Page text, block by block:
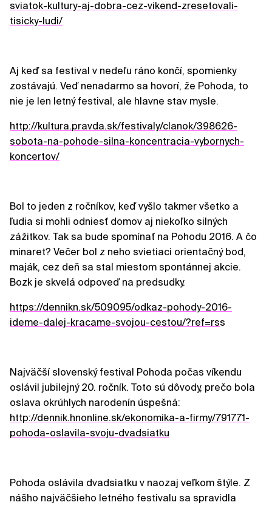
sviatok-kultury-aj-dobra-cez-vikend-zresetovali-
tisicky-ludi/
Aj keď sa festival v nedeľu ráno končí, spomienky
zostávajú. Veď nenadarmo sa hovorí, že Pohoda, to
nie je len letný festival, ale hlavne stav mysle.
http://kultura.pravda.sk/festivaly/clanok/398626-
sobota-na-pohode-silna-koncentracia-vybornych-
koncertov/
Bol to jeden z ročníkov, keď vyšlo takmer všetko a
ľudia si mohli odniesť domov aj niekoľko silných
zážitkov. Tak sa bude spomínať na Pohodu 2016. A čo
minaret? Večer bol z neho svietiaci orientačný bod,
maják, cez deň sa stal miestom spontánnej akcie.
Bozk je skvelá odpoveď na predsudky.
https://dennikn.sk/509095/odkaz-pohody-2016-
ideme-dalej-kracame-svojou-cestou/?ref=rss
Najväčší slovenský festival Pohoda počas víkendu
oslávil jubilejný 20. ročník. Toto sú dôvody, prečo bola
oslava okrúhlych narodenín úspešná:
http://dennik.hnonline.sk/ekonomika-a-firmy/791771-
pohoda-oslavila-svoju-dvadsiatku
Pohoda oslávila dvadsiatku v naozaj veľkom štýle. Z
nášho najväčšieho letného festivalu sa spravidla